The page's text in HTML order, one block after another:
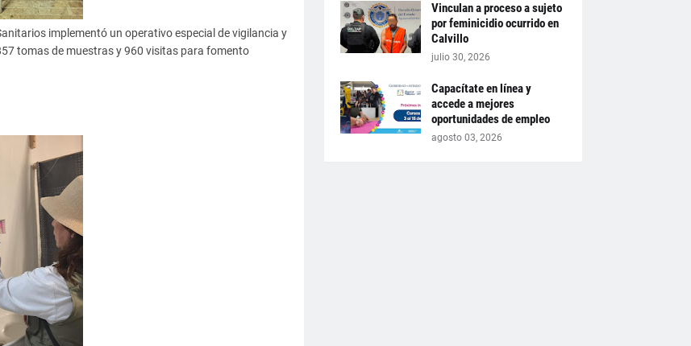
implementó un operativo especial de vigilancia y
tomas de muestras y 960 visitas para fomento
Vinculan a proceso a sujeto
por feminicidio ocurrido en
Calvillo
julio 30, 2026
Capacítate en línea y
accede a mejores
oportunidades de empleo
agosto 03, 2026